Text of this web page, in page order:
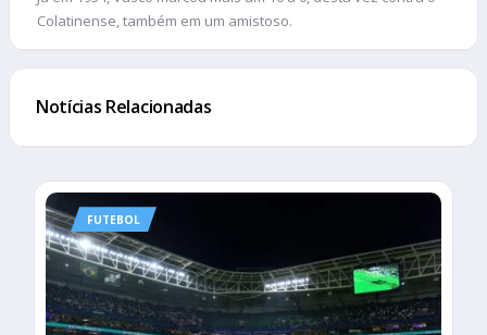
Colatinense, também em um amistoso.
Notícias Relacionadas
FUTEBOL